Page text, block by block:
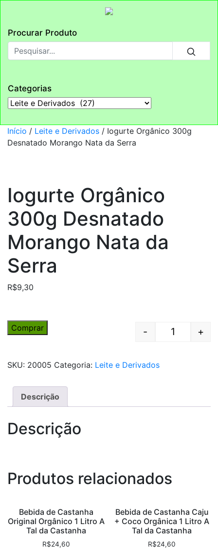
Procurar Produto
Categorias
Início / Leite e Derivados / Iogurte Orgânico 300g
Desnatado Morango Nata da Serra
Iogurte Orgânico
300g Desnatado
Morango Nata da
Serra
R$9,30
Quantity
- +
Comprar
SKU: 20005 Categoria: Leite e Derivados
Descrição
Descrição
Produtos relacionados
Bebida de Castanha
Original Orgânico 1 Litro A
Tal da Castanha
R$24,60
Bebida de Castanha Caju
+ Coco Orgânica 1 Litro A
Tal da Castanha
R$24,60